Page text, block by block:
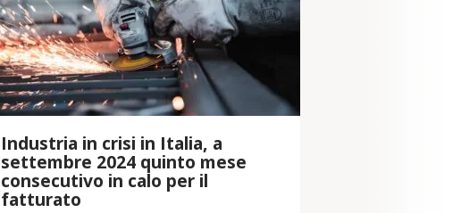
Industria in crisi in Italia, a
settembre 2024 quinto mese
consecutivo in calo per il
fatturato